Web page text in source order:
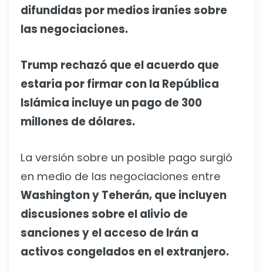
difundidas por medios iraníes sobre
las negociaciones.
Trump rechazó que el acuerdo que
estaría por firmar con la República
Islámica incluye un pago de 300
millones de dólares.
La versión sobre un posible pago surgió
en medio de las negociaciones entre
Washington y Teherán, que incluyen
discusiones sobre el alivio de
sanciones y el acceso de Irán a
activos congelados en el extranjero.